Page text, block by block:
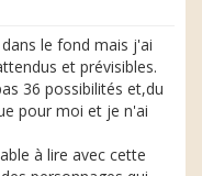
le fond mais j'ai
et prévisibles.
36 possibilités et,du
pour moi et je n'ai
à lire avec cette